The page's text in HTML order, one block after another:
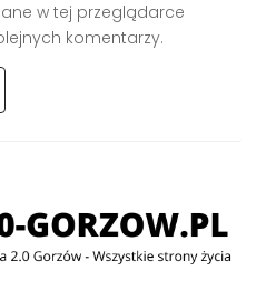
w tej przeglądarce
komentarzy.